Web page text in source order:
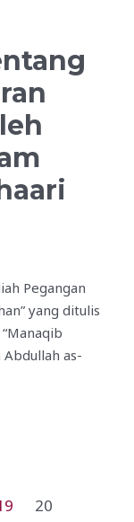
Pegangan
yang ditulis
as-
20